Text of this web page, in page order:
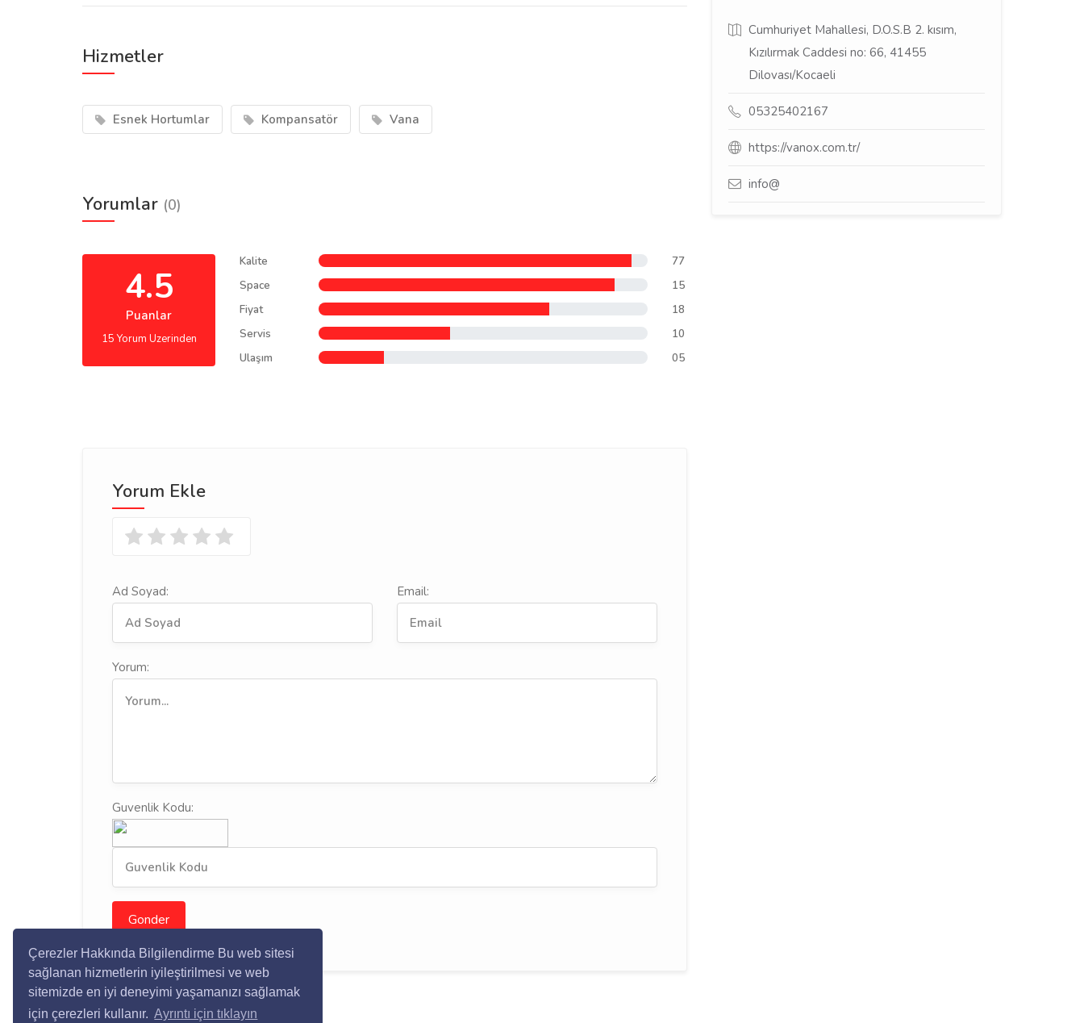
Çerezler Hakkında Bilgilendirme Bu web sitesi
sağlanan hizmetlerin iyileştirilmesi ve web
sitemizde en iyi deneyimi yaşamanızı sağlamak
için çerezleri kullanır. Ayrıntı için tıklayın
Hizmetler
Esnek Hortumlar Kompansatör Vana
Yorumlar (0)
4.5
Puanlar
15 Yorum Uzerinden
Kalite
77
Space
15
Fiyat
18
Servis
10
Ulaşım
05
Yorum Ekle
Ad Soyad: Email:
Yorum:
Guvenlik Kodu:
Gonder
Cumhuriyet Mahallesi, D.O.S.B 2. kısım,
Kızılırmak Caddesi no: 66, 41455
Dilovası/Kocaeli
05325402167
https://vanox.com.tr/
info@